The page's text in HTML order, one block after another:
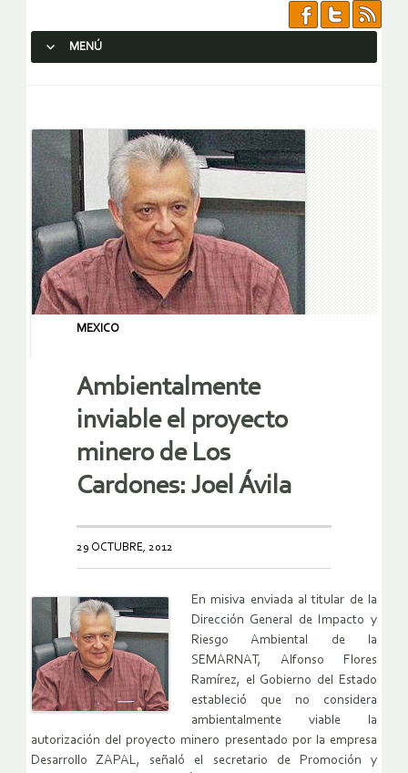
MENÚ
MEXICO
Ambientalmente
inviable el proyecto
minero de Los
Cardones: Joel Ávila
29 OCTUBRE, 2012
En misiva enviada al titular de la
Dirección General de Impacto y
Riesgo Ambiental de la
SEMARNAT, Alfonso Flores
Ramírez, el Gobierno del Estado
estableció que no considera
ambientalmente viable la
autorización del proyecto minero presentado por la empresa
Desarrollo ZAPAL, señaló el secretario de Promoción y